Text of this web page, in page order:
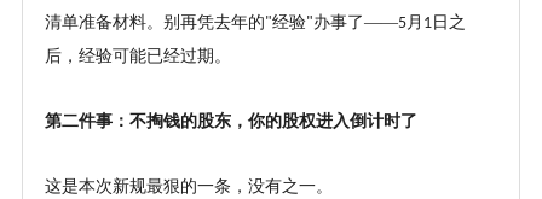
清单准备材料。别再凭去年的"经验"办事了——5月 1 日之
后，经验可能已经过期。
第二件事：不掏钱的股东，你的股权进入倒计时了
这是本次新规最狠的一条，没有之一。